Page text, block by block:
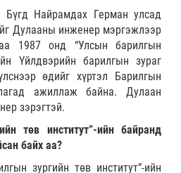
Найрамдах Герман улсад
Дулааны инженер мэргэжлээр
1987 онд “Улсын барилгын
Үйлдвэрийн барилгын зураг
өдийг хүртэл Барилгын
ажиллаж байна. Дулаан
зэрэгтэй.
төв институт”-ийн байранд
байх аа?
зургийн төв институт”-ийн